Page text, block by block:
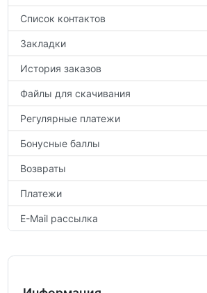
Список контактов
Закладки
История заказов
Файлы для скачивания
Регулярные платежи
Бонусные баллы
Возвраты
Платежи
E-Mail рассылка